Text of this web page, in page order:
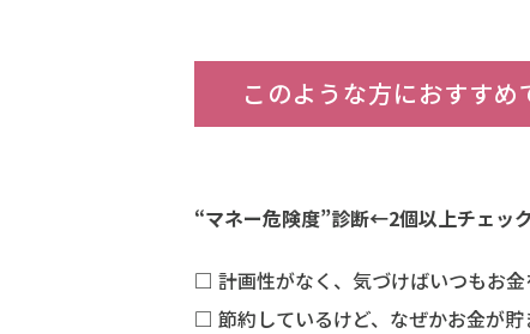
このような方におすすめ
“マネー危険度”診断←2個以上チェッ
□ 計画性がなく、気づけばいつもお金
□ 節約しているけど、なぜかお金が貯